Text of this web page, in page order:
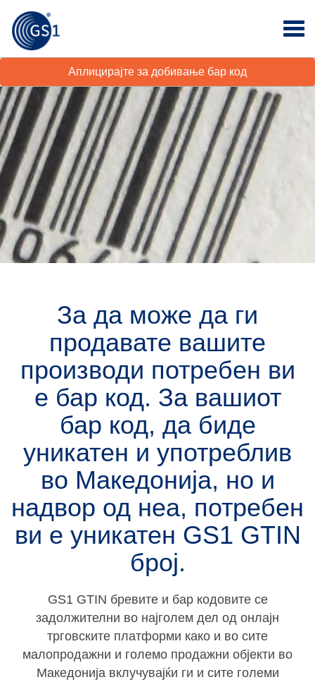
Аплицирајте за добивање бар код
За да може да ги
продавате вашите
производи потребен ви
е бар код. За вашиот
бар код, да биде
уникатен и употреблив
во Македонија, но и
надвор од неа, потребен
ви е уникатен GS1 GTIN
број.
GS1 GTIN бревите и бар кодовите се
задолжителни во најголем дел од онлајн
трговските платформи како и во сите
малопродажни и големо продажни објекти во
Македонија вклучувајќи ги и сите големи